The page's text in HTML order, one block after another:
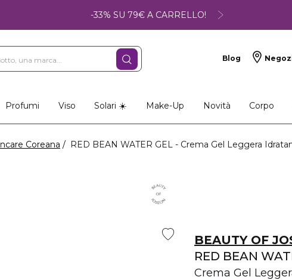
-33% SU 79€ A CARRELLO!
Blog
Profumi Viso Solari ☀️ Make-Up Novità Corpo
Coreana RED BEAN WATER GEL - Crema Gel Leggera
BEAUTY OF
RED BEAN
Crema Gel